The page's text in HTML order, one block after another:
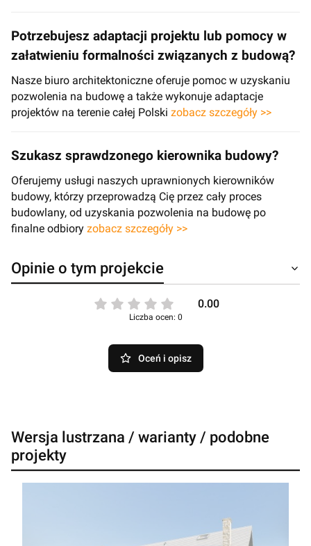
Potrzebujesz adaptacji projektu lub pomocy w
załatwieniu formalności związanych z budową?
Nasze biuro architektoniczne oferuje pomoc w uzyskaniu
pozwolenia na budowę a także wykonuje adaptacje
projektów na terenie całej Polski zobacz szczegóły >>
Szukasz sprawdzonego kierownika budowy?
Oferujemy usługi naszych uprawnionych kierowników
budowy, którzy przeprowadzą Cię przez cały proces
budowlany, od uzyskania pozwolenia na budowę po
finalne odbiory zobacz szczegóły >>
Opinie o tym projekcie
0.00
Liczba ocen: 0
Oceń i opisz
Wersja lustrzana / warianty / podobne
projekty